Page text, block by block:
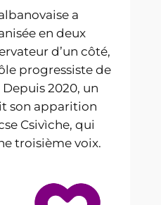
a
en deux
d’un côté,
progressiste de
Depuis 2020, un
son apparition
Csivìche, qui
troisième voix.